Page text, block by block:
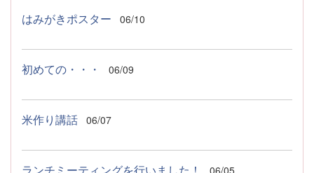
はみがきポスター 06/10
初めての・・・ 06/09
米作り講話 06/07